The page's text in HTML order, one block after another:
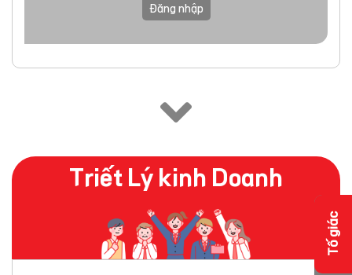
Đăng nhập
Triết Lý kinh Doanh
Tố giác